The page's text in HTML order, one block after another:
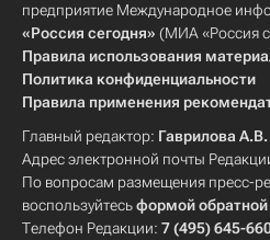
предприятие Международное
«Россия сегодня» (МИА «Россия
Правила использования
Политика конфиденциальности
Правила применения
Главный редактор: Гаврилова А.В.
Адрес электронной почты
По вопросам размещения пресс-
воспользуйтесьформой обратной
Телефон Редакции: 7 (495) 645-